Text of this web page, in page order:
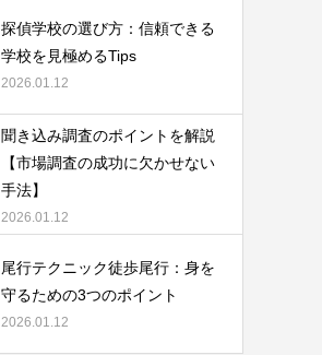
探偵学校の選び方：信頼できる
学校を見極めるTips
2026.01.12
聞き込み調査のポイントを解説
【市場調査の成功に欠かせない
手法】
2026.01.12
尾行テクニック徒歩尾行：身を
守るための3つのポイント
2026.01.12